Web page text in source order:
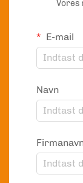
Vores
E-mail
Navn